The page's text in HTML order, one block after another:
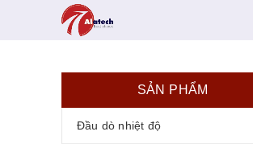
SẢN PHẨM
Đầu dò nhiệt độ